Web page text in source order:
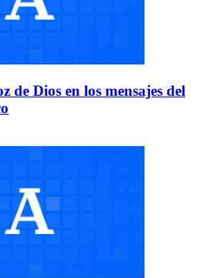
de Dios en los mensajes del